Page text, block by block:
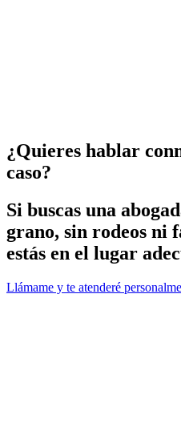
¿Quieres hablar
caso?
Si buscas una
grano, sin rodeos ni
estás en el lugar
Llámame y te atenderé